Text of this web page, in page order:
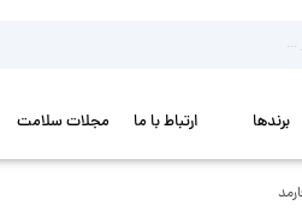
برندها ارتباط با ما مجلات سلامت